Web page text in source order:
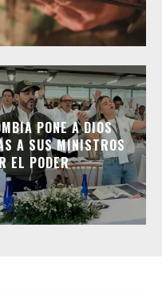
PONE A DIOS
A SUS MINISTROS
EL PODER